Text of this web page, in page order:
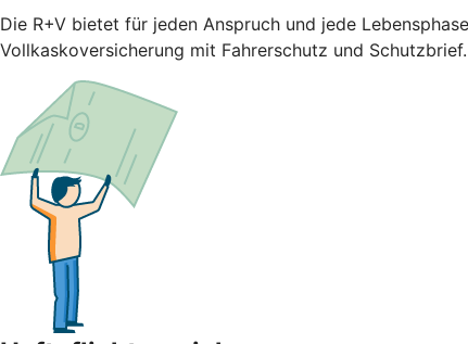
Die R+V bietet für jeden Anspruch und jede
Vollkaskoversicherung mit Fahrerschutz und